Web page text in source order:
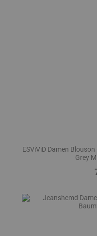
ESViViD Damen
Grey